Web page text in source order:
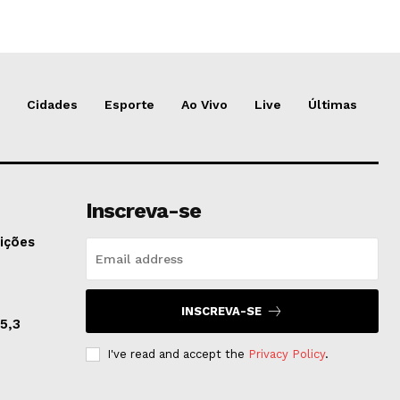
Cidades Esporte Ao Vivo Live Últimas
Inscreva-se
INSCREVA-SE
I've read and accept the Privacy Policy.